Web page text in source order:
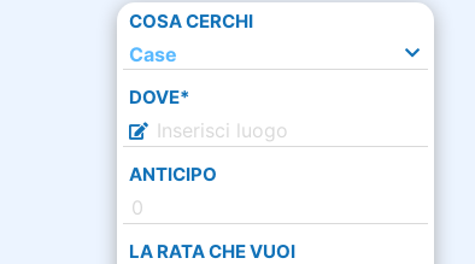
COSA CERCHI
Case
DOVE*
ANTICIPO
LA RATA CHE VUOI